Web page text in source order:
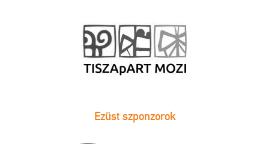
Ezüst szponzorok